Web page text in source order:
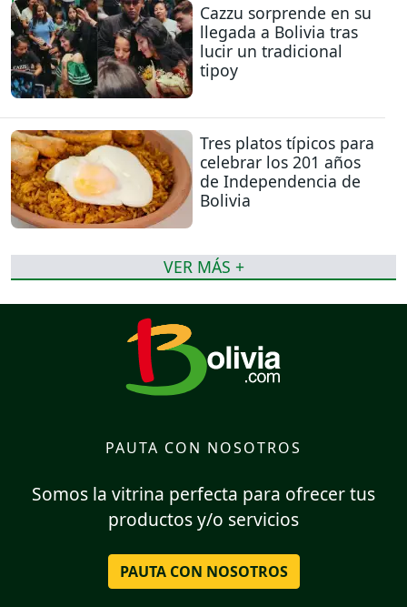
Cazzu sorprende en su
llegada a Bolivia tras
lucir un tradicional
tipoy
Tres platos típicos para
celebrar los 201 años
de Independencia de
Bolivia
VER MÁS +
PAUTA CON NOSOTROS
Somos la vitrina perfecta para ofrecer tus
productos y/o servicios
PAUTA CON NOSOTROS